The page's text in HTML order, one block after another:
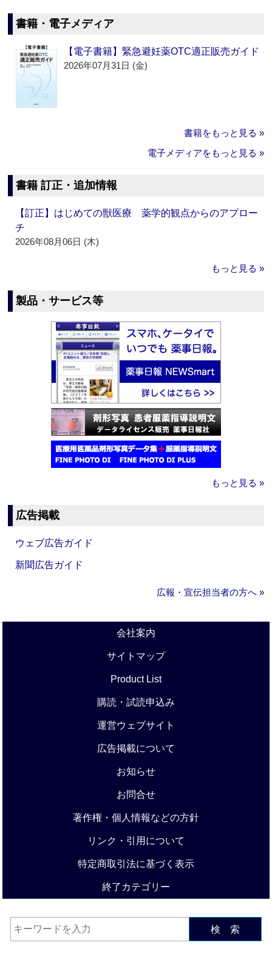
書籍・電子メディア
【電子書籍】緊急避妊薬OTC適正販売ガイド
2026年07月31日 (金)
書籍をもっと見る »
電子メディアをもっと見る »
書籍 訂正・追加情報
【訂正】はじめての獣医療 薬学的観点からのアプロー
チ
2026年08月06日 (木)
もっと見る »
製品・サービス等
もっと見る »
広告掲載
ウェブ広告ガイド
新聞広告ガイド
広報・宣伝担当者の方へ »
会社案内
サイトマップ
Product List
購読・試読申込み
運営ウェブサイト
広告掲載について
お知らせ
お問合せ
著作権・個人情報などの方針
リンク・引用について
特定商取引法に基づく表示
終了カテゴリー
検 索